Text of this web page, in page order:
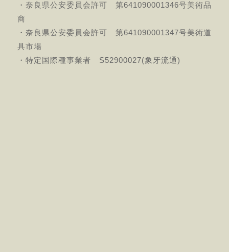
・奈良県公安委員会許可 第641090001346号美術品
商
・奈良県公安委員会許可 第641090001347号美術道
具市場
・特定国際種事業者 S52900027(象牙流通)